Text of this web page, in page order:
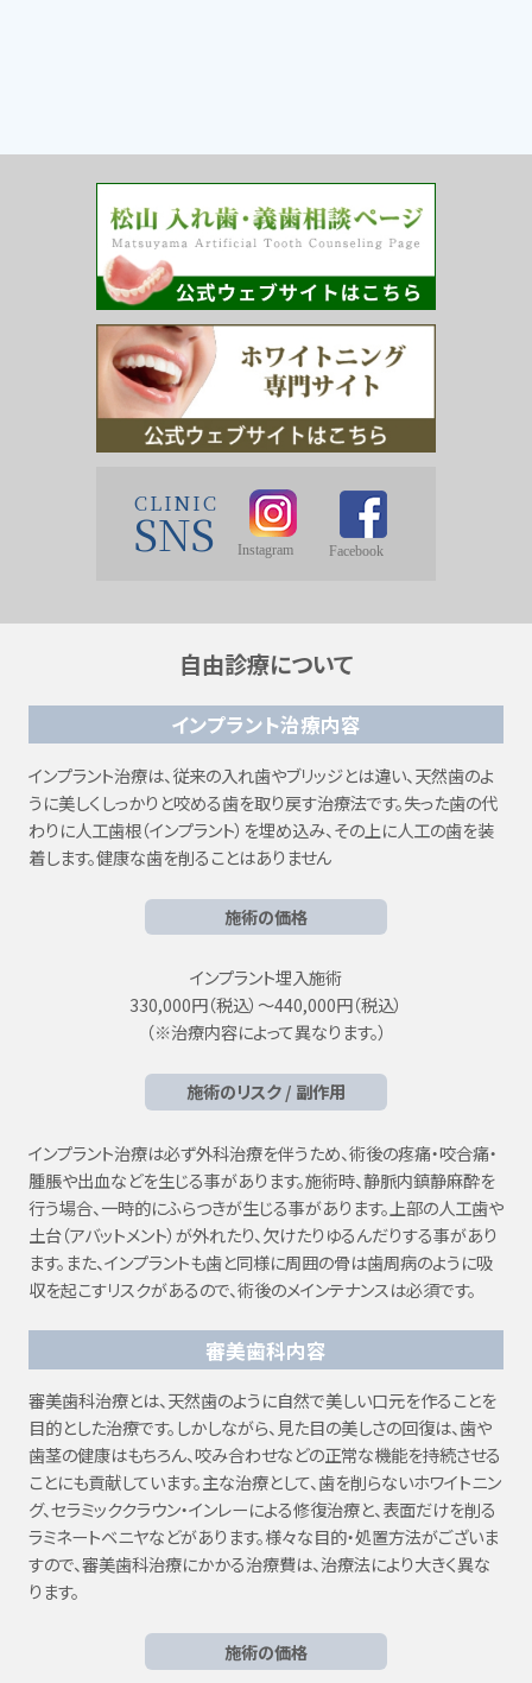
CLINIC
SNS
自由診療について
インプラント治療内容
インプラント治療は、従来の入れ歯やブリッジとは違い、天然歯のよ
うに美しくしっかりと咬める歯を取り戻す治療法です。失った歯の代
わりに人工歯根（インプラント）を埋め込み、その上に人工の歯を装
着します。健康な歯を削ることはありません
施術の価格
インプラント埋入施術
330,000円（税込）〜440,000円（税込）
（※治療内容によって異なります。）
施術のリスク / 副作用
インプラント治療は必ず外科治療を伴うため、術後の疼痛・咬合痛・
腫脹や出血などを生じる事があります。施術時、静脈内鎮静麻酔を
行う場合、一時的にふらつきが生じる事があります。上部の人工歯や
土台（アバットメント）が外れたり、欠けたりゆるんだりする事があり
ます。また、インプラントも歯と同様に周囲の骨は歯周病のように吸
収を起こすリスクがあるので、術後のメインテナンスは必須です。
審美歯科内容
審美歯科治療とは、天然歯のように自然で美しい口元を作ることを
目的とした治療です。しかしながら、見た目の美しさの回復は、歯や
歯茎の健康はもちろん、咬み合わせなどの正常な機能を持続させる
ことにも貢献しています。主な治療として、歯を削らないホワイトニン
グ、セラミッククラウン・インレーによる修復治療と、表面だけを削る
ラミネートベニヤなどがあります。様々な目的・処置方法がございま
すので、審美歯科治療にかかる治療費は、治療法により大きく異な
ります。
施術の価格